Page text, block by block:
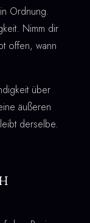
Ordnung.
Nimm dir
offen, wann
über
äußeren
derselbe.